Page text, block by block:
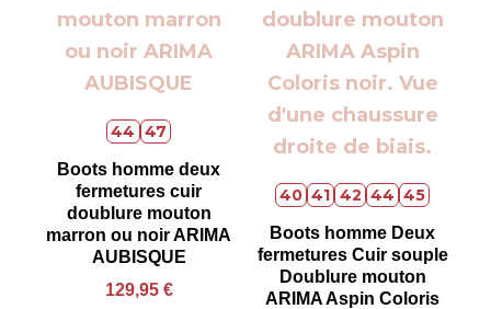
44 47
Boots homme deux
fermetures cuir
doublure mouton
marron ou noir ARIMA
AUBISQUE
129,95 €
40 41 42 44 45
Boots homme Deux
fermetures Cuir souple
Doublure mouton
ARIMA Aspin Coloris